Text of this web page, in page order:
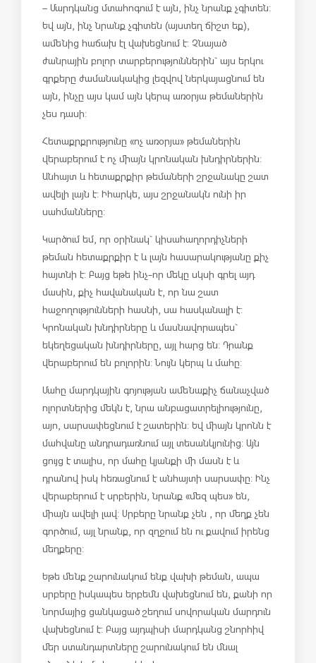
– Մարդկանց մտահոգում է այն, ինչ նրանք չգիտեն:
Եվ այն, ինչ նրանք չգիտեն (այստեղ ճիշտ եք),
ամենից հաճախ էլ վախեցնում է: Չնայած
ժանրային բոլոր տարբերություններին` այս երկու
գրքերը ժամանակակից լեզվով ներկայացնում են
այն, ինչը այս կամ այն կերպ առօրյա թեմաներին
չես դասի:
Հետաքրքրությունը «ոչ առօրյա» թեմաներին
վերաբերում է ոչ միայն կրոնական խնդիրներին:
Անհայտ և հետաքրքիր թեմաների շրջանակը շատ
ավելի լայն է: Իհարկե, այս շրջանակն ունի իր
սահմանները:
Կարծում եմ, որ օրինակ` կիսահաղորդիչների
թեման հետաքրքիր է և լայն հասարակությանը քիչ
հայտնի է: Բայց եթե ինչ-որ մեկը սկսի գրել այդ
մասին, քիչ հավանական է, որ նա շատ
հաջողությունների հասնի, սա հասկանալի է:
Կրոնական խնդիրները և մասնավորապես`
եկեղեցական խնդիրները, այլ հարց են: Դրանք
վերաբերում են բոլորին: Նույն կերպ և մահը:
Մահը մարդկային գոյության ամենաքիչ ճանաչված
ոլորտներից մեկն է, նրա անբացատրելիությունը,
այո, սարսափեցնում է շատերին: Եվ միայն կրոնն է
մահվանը անդրադառնում այլ տեսանկյունից: Այն
ցույց է տալիս, որ մահը կյանքի մի մասն է և
դրանով իսկ հեռացնում է անհայտի սարսափը: Ինչ
վերաբերում է սրբերին, նրանք «մեզ պես» են,
միայն ավելի լավ: Սրբերը նրանք չեն , որ մեղք չեն
գործում, այլ նրանք, որ զղջում են ու քավում իրենց
մեղքերը:
Եթե ​​մենք շարունակում ենք վախի թեման, ապա
սրբերը իսկապես երբեմն վախեցնում են, քանի որ
նորմայից ցանկացած շեղում սովորական մարդուն
վախեցնում է: Բայց այդպիսի մարդկանց շնորհիվ
մեր ստանդարտները շարունակում են մնալ